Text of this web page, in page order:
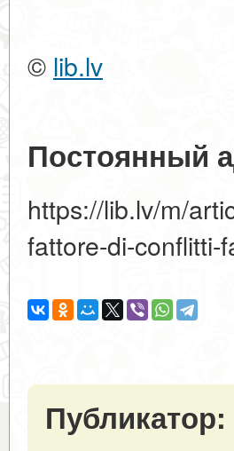
© lib.lv
Постоянный
https://lib.lv/m/
fattore-di-conflitti-
Публикатор: